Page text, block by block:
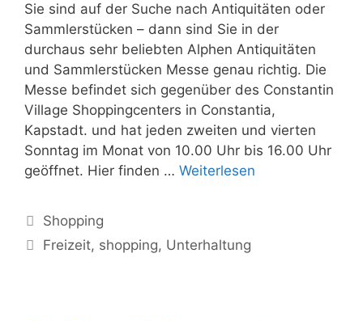
Sie sind auf der Suche nach Antiquitäten oder
Sammlerstücken – dann sind Sie in der
durchaus sehr beliebten Alphen Antiquitäten
und Sammlerstücken Messe genau richtig. Die
Messe befindet sich gegenüber des Constantin
Village Shoppingcenters in Constantia,
Kapstadt. und hat jeden zweiten und vierten
Sonntag im Monat von 10.00 Uhr bis 16.00 Uhr
geöffnet. Hier finden … Weiterlesen
Kategorien
Shopping
Schlagwörter
Freizeit, shopping, Unterhaltung